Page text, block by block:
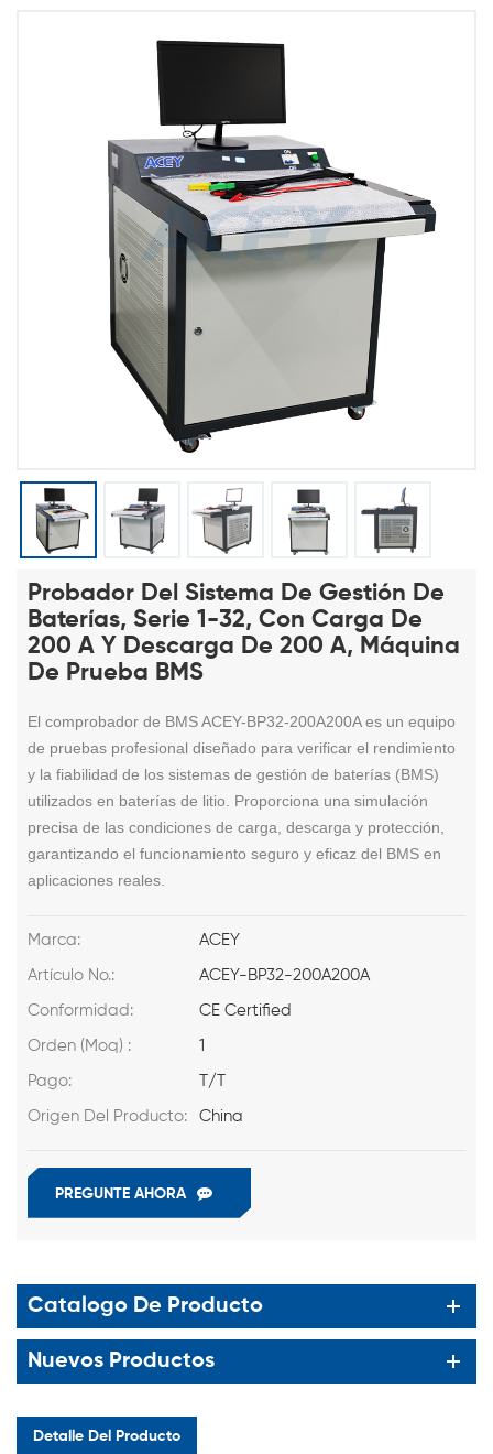
Probador Del Sistema De Gestión De
Baterías, Serie 1-32, Con Carga De
200 A Y Descarga De 200 A, Máquina
De Prueba BMS
El comprobador de BMS ACEY-BP32-200A200A es un equipo
de pruebas profesional diseñado para verificar el rendimiento
y la fiabilidad de los sistemas de gestión de baterías (BMS)
utilizados en baterías de litio. Proporciona una simulación
precisa de las condiciones de carga, descarga y protección,
garantizando el funcionamiento seguro y eficaz del BMS en
aplicaciones reales.
Marca: ACEY
Artículo No.: ACEY-BP32-200A200A
Conformidad: CE Certified
Orden (Moq) : 1
Pago: T/T
Origen Del Producto: China
PREGUNTE AHORA
Catalogo De Producto
Nuevos Productos
Detalle Del Producto